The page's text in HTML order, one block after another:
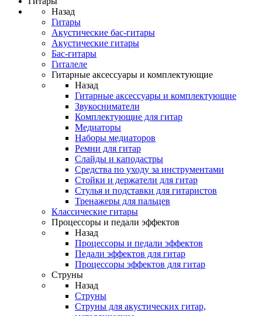
Назад
Гитары
Акустические бас-гитары
Акустические гитары
Бас-гитары
Гиталеле
Гитарные аксессуары и комплектующие
Назад
Гитарные аксессуары и комплектующие
Звукосниматели
Комплектующие для гитар
Медиаторы
Наборы медиаторов
Ремни для гитар
Слайды и каподастры
Средства по уходу за инструментами
Стойки и держатели для гитар
Стулья и подставки для гитаристов
Тренажеры для пальцев
Классические гитары
Процессоры и педали эффектов
Назад
Процессоры и педали эффектов
Педали эффектов для гитар
Процессоры эффектов для гитар
Струны
Назад
Струны
Струны для акустических гитар,